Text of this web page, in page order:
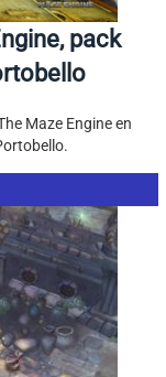
pack
Maze Engine en